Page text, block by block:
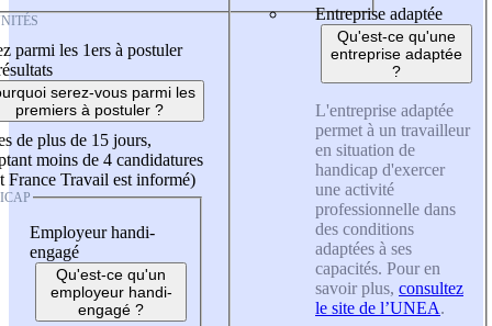
parmi les 1ers à postuler
serez-vous parmi les
premiers à postuler ?
de plus de 15 jours,
moins de 4 candidatures
France Travail est informé)
Employeur handi-
engagé
Qu'est-ce qu'un
employeur handi-
engagé ?
Entreprise adaptée
Qu'est-ce qu'une
entreprise adaptée
?
L'entreprise adaptée
permet à un travailleur
en situation de
handicap d'exercer
une activité
professionnelle dans
des conditions
adaptées à ses
capacités. Pour en
savoir plus, consultez
le site de l’UNEA.